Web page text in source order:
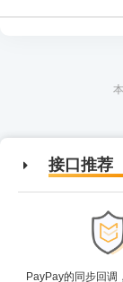
接口推荐
PayPay的同步回调